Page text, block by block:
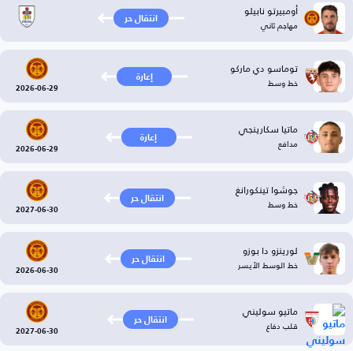
أومبيرتو نابيلو
مهاجم ثاني انتقال حر
توماسو دي ماركو
خط وسط إعارة
2026-06-29
ماتيا سكارينجي
مدافع إعارة
2026-06-29
جوشوا تينكورانغ
خط وسط انتقال حر
2027-06-30
لورينزو دا بوزو
خط الوسط الأيسر انتقال حر
2026-06-30
ماتيو سوليني
قلب دفاع انتقال حر
2027-06-30